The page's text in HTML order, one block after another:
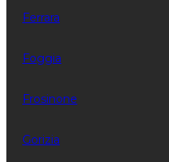
Ferrara
Foggia
Frosinone
Gorizia